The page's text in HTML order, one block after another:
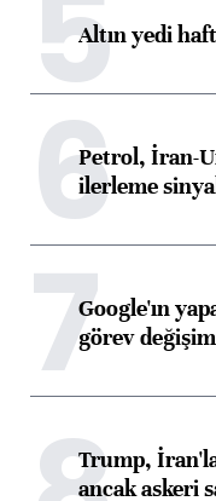
Altın yedi
6Petrol, İran-
ilerleme
7Google'ın
görev
Trump,
ancak askeri